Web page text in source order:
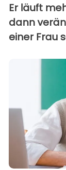
Er läuft
dann
einer Frau